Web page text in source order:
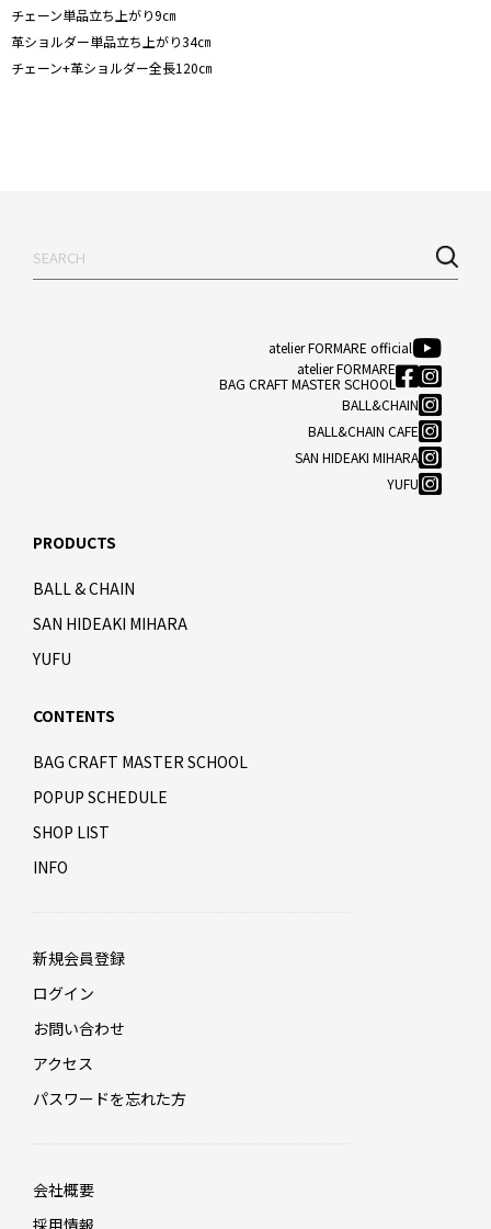
チェーン単品立ち上がり9㎝
革ショルダー単品立ち上がり34㎝
チェーン+革ショルダー全長120㎝
atelier FORMARE official
atelier FORMARE
BAG CRAFT MASTER SCHOOL
BALL&CHAIN
BALL&CHAIN CAFE
SAN HIDEAKI MIHARA
YUFU
PRODUCTS
BALL & CHAIN
SAN HIDEAKI MIHARA
YUFU
CONTENTS
BAG CRAFT MASTER SCHOOL
POPUP SCHEDULE
SHOP LIST
INFO
新規会員登録
ログイン
お問い合わせ
アクセス
パスワードを忘れた方
会社概要